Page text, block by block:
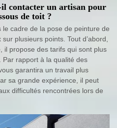
contacter un artisan pour
de toit ?
le cadre de la pose de peinture de
plusieurs points. Tout d’abord,
il propose des tarifs qui sont plus
Par rapport à la qualité des
garantira un travail plus
sa grande expérience, il peut
difficultés rencontrées lors de